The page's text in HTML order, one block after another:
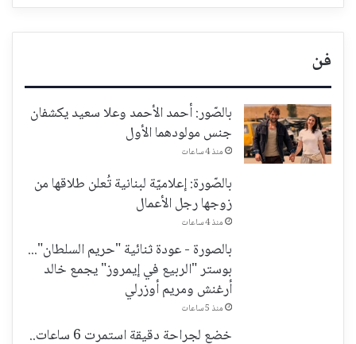
فن
بالصّور: أحمد الأحمد وعلا سعيد يكشفان
جنس مولودهما الأول
منذ 4 ساعات
بالصّورة: إعلاميّة لبنانية تُعلن طلاقها من
زوجها رجل الأعمال
منذ 4 ساعات
بالصورة - عودة ثنائية "حريم السلطان"...
بوستر "الربيع في إيمروز" يجمع خالد
أرغنش ومريم أوزرلي
منذ 5 ساعات
خضع لجراحة دقيقة استمرت 6 ساعات..